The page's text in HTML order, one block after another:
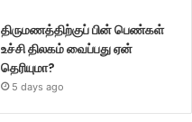
திருமணத்திற்குப் பின் பெண்கள்
உச்சி திலகம் வைப்பது ஏன்
தெரியுமா?
5 days ago